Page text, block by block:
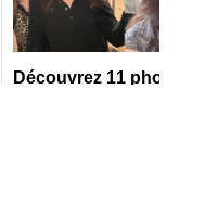
Découvrez 11 photos de